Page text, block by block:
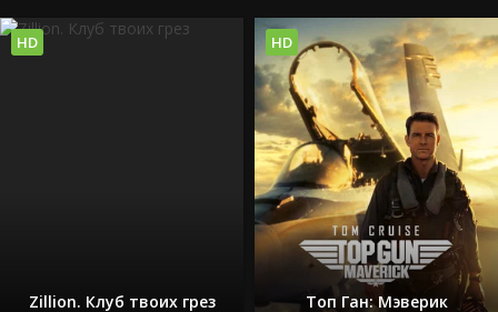
Zillion. Клуб твоих грез
HD
Топ Ган: Мэверик
HD